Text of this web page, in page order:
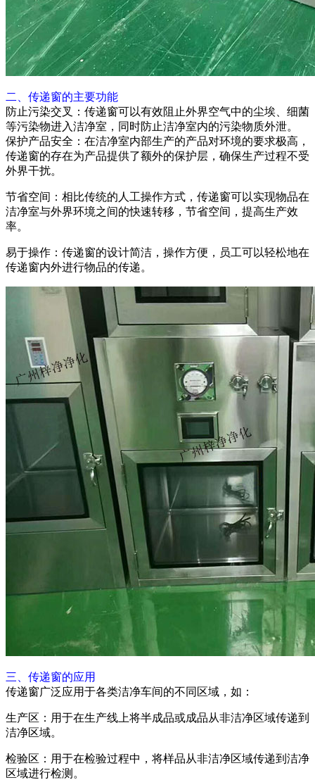
二、传递窗的主要功能
防止污染交叉：传递窗可以有效阻止外界空气中的尘埃、细菌
等污染物进入洁净室，同时防止洁净室内的污染物质外泄。
保护产品安全：在洁净室内部生产的产品对环境的要求极高，
传递窗的存在为产品提供了额外的保护层，确保生产过程不受
外界干扰。
节省空间：相比传统的人工操作方式，传递窗可以实现物品在
洁净室与外界环境之间的快速转移，节省空间，提高生产效
率。
易于操作：传递窗的设计简洁，操作方便，员工可以轻松地在
传递窗内外进行物品的传递。
三、传递窗的应用
传递窗广泛应用于各类洁净车间的不同区域，如：
生产区：用于在生产线上将半成品或成品从非洁净区域传递到
洁净区域。
检验区：用于在检验过程中，将样品从非洁净区域传递到洁净
区域进行检测。